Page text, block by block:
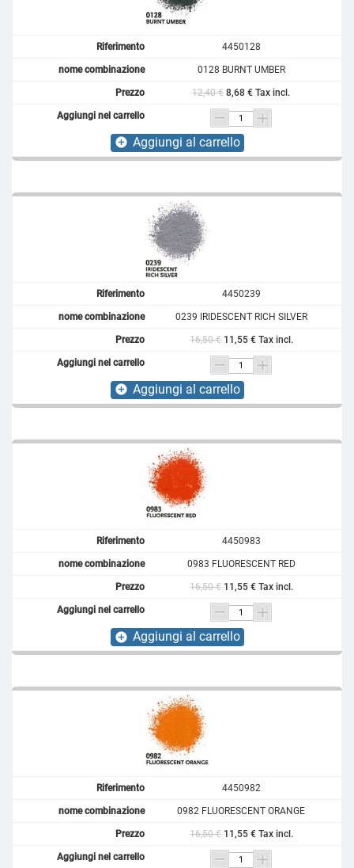
4450128
0128 BURNT UMBER
12,40 € 8,68 € Tax incl.
add_circle Aggiungi al carrello
4450239
0239 IRIDESCENT RICH SILVER
16,50 € 11,55 € Tax incl.
add_circle Aggiungi al carrello
4450983
0983 FLUORESCENT RED
16,50 € 11,55 € Tax incl.
add_circle Aggiungi al carrello
4450982
0982 FLUORESCENT ORANGE
16,50 € 11,55 € Tax incl.